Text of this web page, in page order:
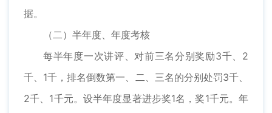
据。
（二）半年度、年度考核
每半年度一次讲评、对前三名分别奖励3千、2
千、1千，排名倒数第一、二、三名的分别处罚3千、
2千、1千元。设半年度显著进步奖1名，奖1千元。年